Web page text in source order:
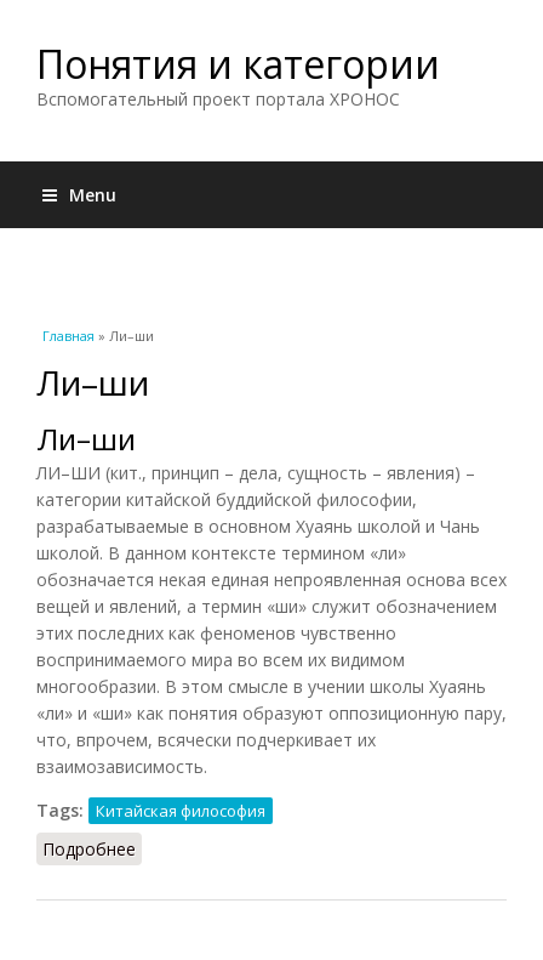
Понятия и категории
Вспомогательный проект портала ХРОНОС
Menu
Вы здесь
Главная » Ли–ши
Ли–ши
Ли–ши
ЛИ–ШИ (кит., принцип – дела, сущность – явления) –
категории китайской буддийской философии,
разрабатываемые в основном Хуаянь школой и Чань
школой. В данном контексте термином «ли»
обозначается некая единая непроявленная основа всех
вещей и явлений, а термин «ши» служит обозначением
этих последних как феноменов чувственно
воспринимаемого мира во всем их видимом
многообразии. В этом смысле в учении школы Хуаянь
«ли» и «ши» как понятия образуют оппозиционную пару,
что, впрочем, всячески подчеркивает их
взаимозависимость.
Tags:
Китайская философия
Подробнее